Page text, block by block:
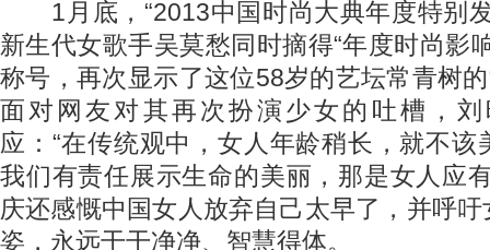
1月底，“2013中国时尚大典年度特别
新生代女歌手吴莫愁同时摘得“年度时尚影
称号，再次显示了这位58岁的艺坛常青树
面对网友对其再次扮演少女的吐槽，
应：“在传统观中，女人年龄稍长，就不该
我们有责任展示生命的美丽，那是女人应
庆还感慨中国女人放弃自己太早了，并呼
姿，永远干干净净、智慧得体。